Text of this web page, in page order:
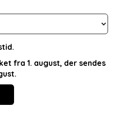
fra 1. august, der sendes